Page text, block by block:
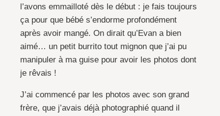
l’avons emmailloté dès le début : je fais toujours
ça pour que bébé s’endorme profondément
après avoir mangé. On dirait qu’Evan a bien
aimé… un petit burrito tout mignon que j’ai pu
manipuler à ma guise pour avoir les photos dont
je rêvais !
J’ai commencé par les photos avec son grand
frère, que j’avais déjà photographié quand il